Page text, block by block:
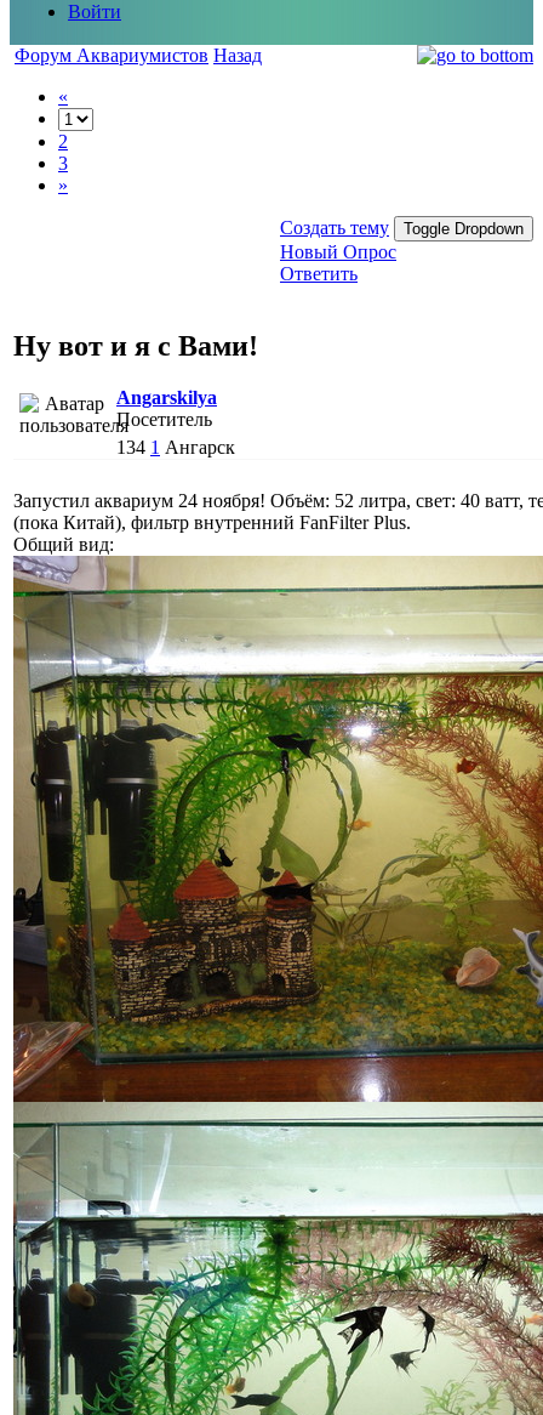
Войти
Форум Аквариумистов Назад
«
2
3
»
Создать тему Toggle Dropdown
Новый Опрос
Ответить
Ну вот и я с Вами!
Angarskilya
Посетитель
134 1 Ангарск
Запустил аквариум 24 ноября! Объём: 52 литра, свет: 40 ватт,
(пока Китай), фильтр внутренний FanFilter Plus.
Общий вид: